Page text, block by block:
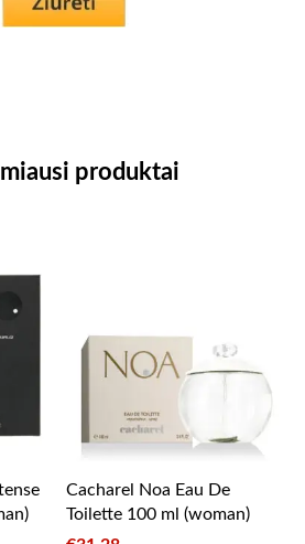
produktai
Cacharel Noa Eau De
Toilette 100 ml (woman)